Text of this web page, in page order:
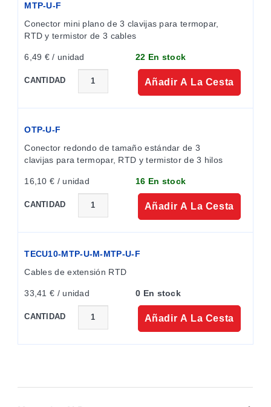
MTP-U-F
Conector mini plano de 3 clavijas para termopar,
RTD y termistor de 3 cables
6,49 € / unidad 22 En stock
CANTIDAD Añadir A La Cesta
OTP-U-F
Conector redondo de tamaño estándar de 3
clavijas para termopar, RTD y termistor de 3 hilos
16,10 € / unidad 16 En stock
CANTIDAD Añadir A La Cesta
TECU10-MTP-U-M-MTP-U-F
Cables de extensión RTD
33,41 € / unidad 0 En stock
CANTIDAD Añadir A La Cesta